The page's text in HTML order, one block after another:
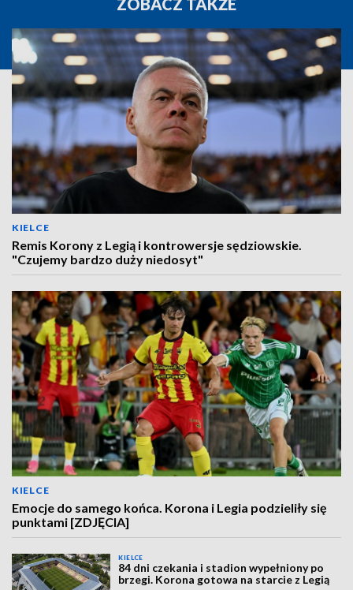
ZOBACZ TAKŻE
KIELCE
Remis Korony z Legią i kontrowersje sędziowskie.
"Czujemy bardzo duży niedosyt"
KIELCE
Emocje do samego końca. Korona i Legia podzieliły się
punktami [ZDJĘCIA]
KIELCE
84 dni czekania i stadion wypełniony po
brzegi. Korona gotowa na starcie z Legią